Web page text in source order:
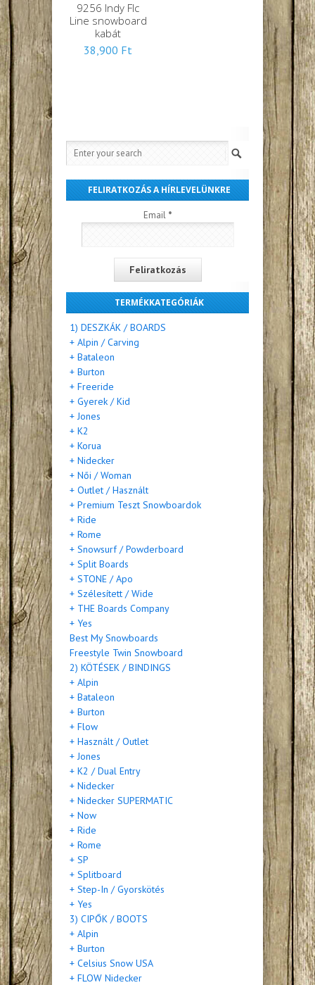
9256 Indy Flc
Line snowboard
kabát
38,900 Ft
FELIRATKOZÁS A HÍRLEVELÜNKRE
Email *
TERMÉKKATEGÓRIÁK
1) DESZKÁK / BOARDS
+ Alpin / Carving
+ Bataleon
+ Burton
+ Freeride
+ Gyerek / Kid
+ Jones
+ K2
+ Korua
+ Nidecker
+ Női / Woman
+ Outlet / Használt
+ Premium Teszt Snowboardok
+ Ride
+ Rome
+ Snowsurf / Powderboard
+ Split Boards
+ STONE / Apo
+ Szélesített / Wide
+ THE Boards Company
+ Yes
Best My Snowboards
Freestyle Twin Snowboard
2) KÖTÉSEK / BINDINGS
+ Alpin
+ Bataleon
+ Burton
+ Flow
+ Használt / Outlet
+ Jones
+ K2 / Dual Entry
+ Nidecker
+ Nidecker SUPERMATIC
+ Now
+ Ride
+ Rome
+ SP
+ Splitboard
+ Step-In / Gyorskötés
+ Yes
3) CIPŐK / BOOTS
+ Alpin
+ Burton
+ Celsius Snow USA
+ FLOW Nidecker